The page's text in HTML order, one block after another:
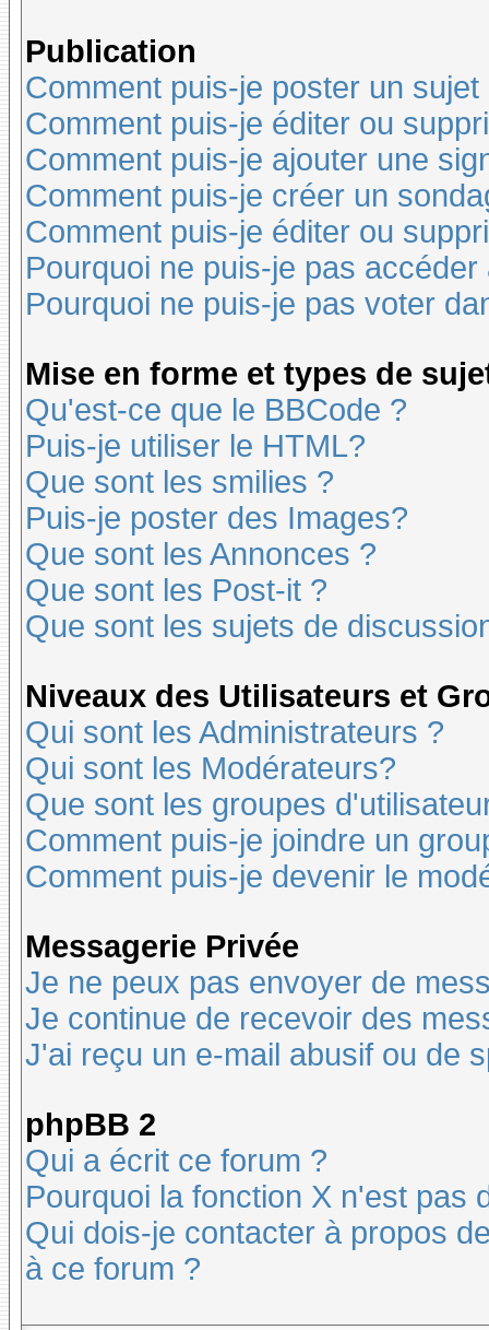
Publication
Comment puis-je poster un
Comment puis-je éditer ou
Comment puis-je ajouter une
Comment puis-je créer un
Comment puis-je éditer ou
Pourquoi ne puis-je pas accéder
Pourquoi ne puis-je pas voter
Mise en forme et types de
Qu'est-ce que le BBCode ?
Puis-je utiliser le HTML?
Que sont les smilies ?
Puis-je poster des Images?
Que sont les Annonces ?
Que sont les Post-it ?
Que sont les sujets de
Niveaux des Utilisateurs et
Qui sont les Administrateurs ?
Qui sont les Modérateurs?
Que sont les groupes
Comment puis-je joindre un
Comment puis-je devenir le
Messagerie Privée
Je ne peux pas envoyer de
Je continue de recevoir des
J'ai reçu un e-mail abusif ou de
phpBB 2
Qui a écrit ce forum ?
Pourquoi la fonction X n'est pas
Qui dois-je contacter à propos
à ce forum ?